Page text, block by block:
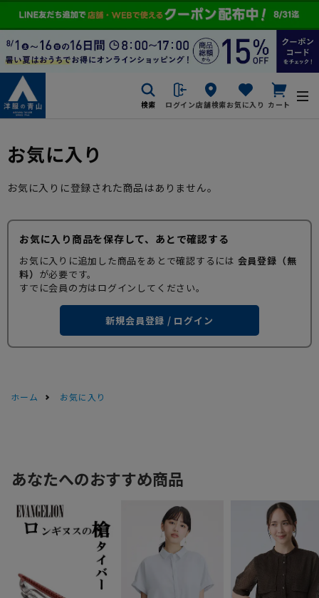
検索 ログイン店舗検索お気に入り カート
お気に入り
お気に入りに登録された商品はありません。
お気に入り商品を保存して、あとで確認する
お気に入りに追加した商品をあとで確認するには 会員登録（無
料） が必要です。
すでに会員の方はログインしてください。
新規会員登録 / ログイン
ホーム お気に入り